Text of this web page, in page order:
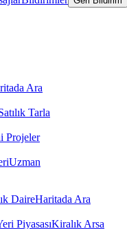
Ara
Tarla
Projeler
Uzman
DaireHaritada Ara
PiyasasıKiralık Arsa